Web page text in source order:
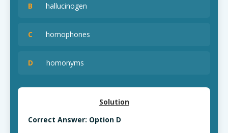
B hallucinogen
C homophones
D homonyms
Solution
Correct Answer: Option D